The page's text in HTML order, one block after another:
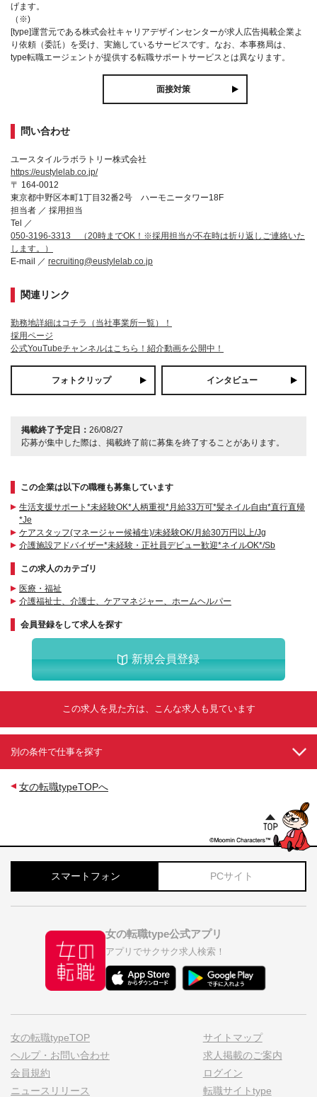
げます。
（※)
[type]運営元である株式会社キャリアデザインセンターが求人広告掲載企業よ
り依頼（委託）を受け、実施しているサービスです。なお、本事務局は、
type転職エージェントが提供する転職サポートサービスとは異なります。
面接対策
問い合わせ
ユースタイルラボラトリー株式会社
https://eustylelab.co.jp/
〒 164-0012
東京都中野区本町1丁目32番2号 ハーモニータワー18F
担当者 ／ 採用担当
Tel ／
050-3196-3313 （20時までOK！※採用担当が不在時は折り返しご連絡いた
します。）
E-mail ／ recruiting@eustylelab.co.jp
関連リンク
勤務地詳細はコチラ（当社事業所一覧）！
採用ページ
公式YouTubeチャンネルはこちら！紹介動画を公開中！
フォトクリップ インタビュー
掲載終了予定日： 26/08/27
応募が集中した際は、掲載終了前に募集を終了することがあります。
この企業は以下の職種も募集しています
生活支援サポート*未経験OK*人柄重視*月給33万可*髪ネイル自由*直行直帰
*Je
ケアスタッフ(マネージャー候補生)/未経験OK/月給30万円以上/Jg
介護施設アドバイザー*未経験・正社員デビュー歓迎*ネイルOK*/Sb
この求人のカテゴリ
医療・福祉
介護福祉士、介護士、ケアマネジャー、ホームヘルパー
会員登録をして求人を探す
新規会員登録
この求人を見た方は、こんな求人も見ています
別の条件で仕事を探す
女の転職typeTOPへ
スマートフォン PCサイト
女の転職type公式アプリ
アプリでサクサク求人検索！
女の転職typeTOP
ヘルプ・お問い合わせ
会員規約
ニュースリリース
サイトマップ
求人掲載のご案内
ログイン
転職サイトtype